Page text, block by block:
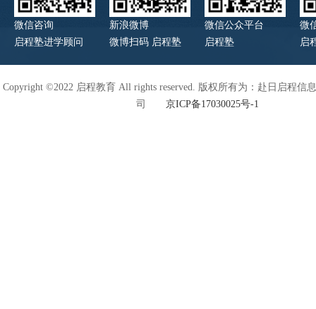
微信咨询
启程塾进学顾问
新浪微博
微博扫码 启程塾
微信公众平台
启程塾
微
启
Copyright ©2022 启程教育 All rights reserved. 版权所有为：赴日启程信
司 京ICP备17030025号-1